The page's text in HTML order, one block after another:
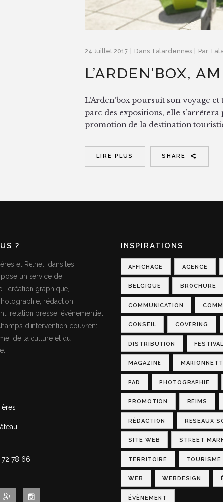
24 Juillet 2017 Dans Talardennes Par
L’ARDEN’BOX,
L’Arden’box poursuit son voyage
parc des expositions, elle
promotion de la destination
LIRE PLUS SHARE
?
et Rethel, dans les
un service de
: création graphique,
rédaction,
relation presse, événementiel,
d’intervention couvrent
de la culture et du
72 78 66
INSPIRATIONS
AFFICHAGE AGENCE
BELGIQUE BROCHURE
COMMUNICATION
CONSEIL COVERING
DISTRIBUTION FESTIVAL
MAGAZINE
PAD PHOTOGRAPHIE
PROMOTION REIMS
RÉDACTION RÉSEAUX
SITE WEB STREET
TERRITOIRE TOURISME
WEB WEBDESIGN
ÉVÈNEMENT